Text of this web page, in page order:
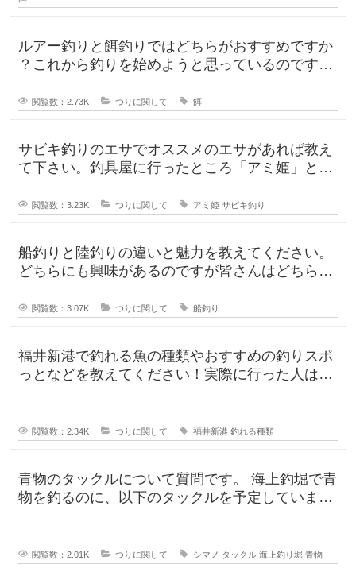
ルアー釣りと餌釣りではどちらがおすすめですか
？これから釣りを始めようと思っているのです
閲覧数：2.73K つりに関して 餌
サビキ釣りのエサでオススメのエサがあれば教え
て下さい。釣具屋に行ったところ「アミ姫」とい
閲覧数：3.23K つりに関して アミ姫 サビキ釣り
船釣りと陸釣りの違いと魅力を教えてください。
どちらにも興味があるのですが皆さんはどちらが
閲覧数：3.07K つりに関して 船釣り
福井新港で釣れる魚の種類やおすすめの釣りスポ
っとなどを教えてください！実際に行った人はど
閲覧数：2.34K つりに関して 福井新港 釣れる種類
青物のタックルについて質問です。 海上釣堀で青
物を釣るのに、以下のタックルを予定していま
閲覧数：2.01K つりに関して シマノ タックル 海上釣り堀 青物